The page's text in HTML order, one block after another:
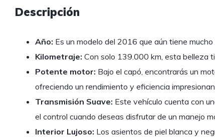
Descripción
Año: Es un modelo del 2016 que aún tiene
Kilometraje: Con solo 139.000 km, esta belleza
Potente motor: Bajo el capó, encontrarás un
ofreciendo un rendimiento y eficiencia
Transmisión Suave: Este vehículo cuenta con
el control cuando deseas disfrutar de un manejo
Interior Lujoso: Los asientos de piel blanca y